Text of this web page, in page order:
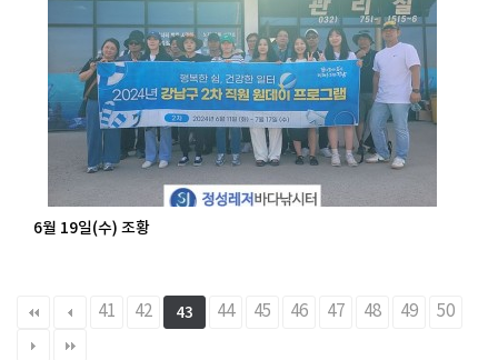
6월 19일(수) 조황
41 42 43 44 45 46 47 48 49 50